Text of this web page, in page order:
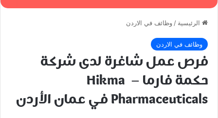
الرئيسية / وظائف في الاردن
وظائف في الاردن
فرص عمل شاغرة لدى شركة
حكمة فارما – Hikma
Pharmaceuticals في عمان الأردن